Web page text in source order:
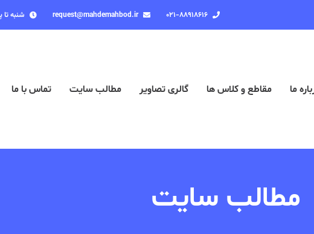
۰۲۱-۸۸۹۱۸۶۱۶ request@mahdemahbod.ir شنبه تا پنج
ما مقاطع و کلاس ها گالری تصاویر مطالب سایت تماس با ما
مطالب سایت